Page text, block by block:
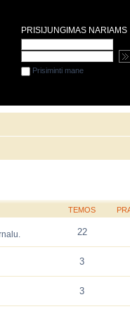
TEMOS
22
3
3
PRISIJUNGIMAS NARIAMS
Prisiminti mane